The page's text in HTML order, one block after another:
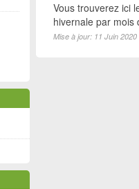
Vous trouverez ici
hivernale par
Mise à jour: 11 Juin 2020